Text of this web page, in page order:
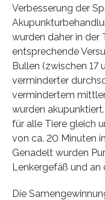
Verbesserung der
wurden daher in der
entsprechende
Bullen (zwischen 17
verminderter
vermindertem
wurden
für alle Tiere gleich
von ca. 20 Minuten
Genadelt wurden
Lenkergefäß und an
Die